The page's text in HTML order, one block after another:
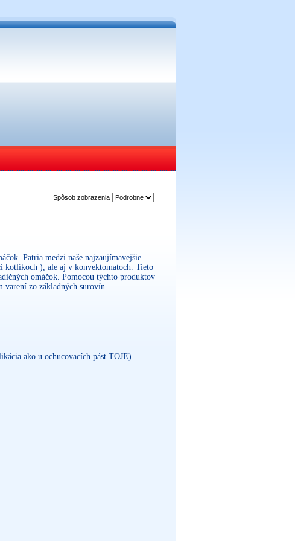
Spôsob zobrazenia
Patria medzi naše najzaujímavejšie
kotlíkoch ), ale aj v konvektomatoch. Tieto
omáčok. Pomocou týchto produktov
zo základných surovín.
ako u ochucovacích pást TOJE)